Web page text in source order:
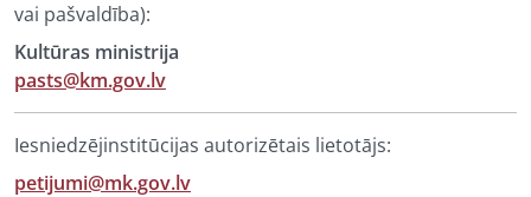
vai pašvaldība):
Kultūras ministrija
pasts@km.gov.lv
Iesniedzējinstitūcijas autorizētais lietotājs:
petijumi@mk.gov.lv